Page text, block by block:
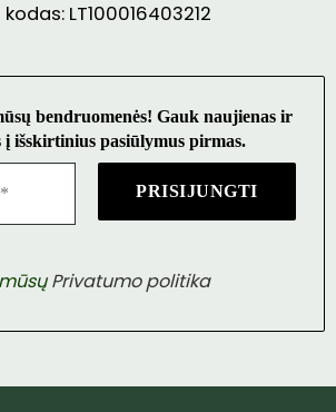
kodas: LT100016403212
bendruomenės! Gauk naujienas ir
į išskirtinius pasiūlymus pirmas.
Privatumo politika